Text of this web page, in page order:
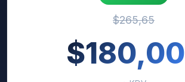
$265,65
$180,00